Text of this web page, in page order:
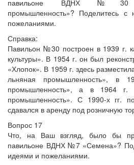
павильоне ВДНХ №30
промышленность»? Поделитесь
пожеланиями.
Справка:
Павильон №30 построен в 1939 г.
культуры». В 1954 г. он был
«Хлопок». В 1959 г. здесь
льняная промышленность», в
промышленность», а в 1964 г.
промышленность». С 1990-х гг.
сдавался в аренду под розничную
Вопрос 17
Что, на Ваш взгляд, было бы
павильоне ВДНХ №7 «Семена»?
идеями и пожеланиями.